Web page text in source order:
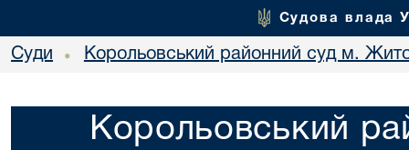
Судова влада
Суди • Корольовський районний суд м.
Корольовський